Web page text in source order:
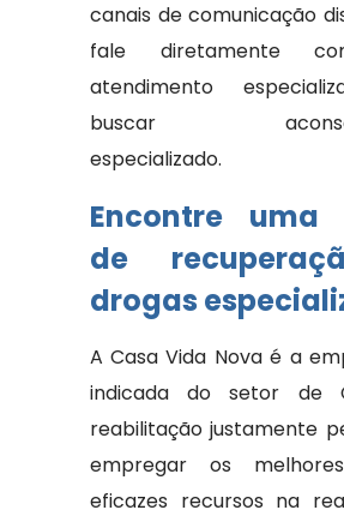
canais de comunicação
fale diretamente
atendimento
buscar
especializado.
Encontre uma
de
drogas
A Casa Vida Nova é a
indicada do setor de
reabilitação justamente
empregar os
eficazes recursos na